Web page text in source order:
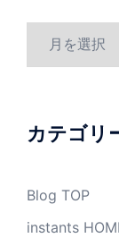
ブ
カテゴリ
Blog TOP
instants